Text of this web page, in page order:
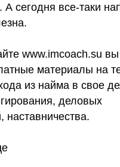
А сегодня все-таки
www.imcoach.su вы
материалы на
из найма в свое
деловых
наставничества.